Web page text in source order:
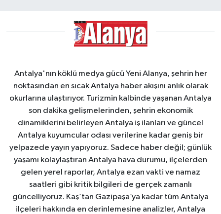
Antalya'nın köklü medya gücü Yeni Alanya, şehrin her
noktasından en sıcak Antalya haber akışını anlık olarak
okurlarına ulaştırıyor. Turizmin kalbinde yaşanan Antalya
son dakika gelişmelerinden, şehrin ekonomik
dinamiklerini belirleyen Antalya iş ilanları ve güncel
Antalya kuyumcular odası verilerine kadar geniş bir
yelpazede yayın yapıyoruz. Sadece haber değil; günlük
yaşamı kolaylaştıran Antalya hava durumu, ilçelerden
gelen yerel raporlar, Antalya ezan vakti ve namaz
saatleri gibi kritik bilgileri de gerçek zamanlı
güncelliyoruz. Kaş’tan Gazipaşa’ya kadar tüm Antalya
ilçeleri hakkında en derinlemesine analizler, Antalya